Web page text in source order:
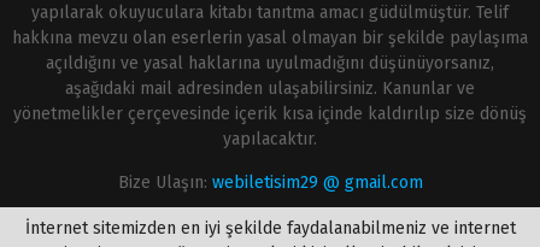
yapılarak okuyuculara kitabı tanıtma amacı güdülmüştür. Telif
hakkına mevzu olan eserlerin yasal olmayan bir şekilde paylaşıma
açıldığını ve yasal haklarına uyulmadığını düşünüyorsanız,
aşağıdaki mail adresinden ulaşabilirsiniz. Kanunlar ve
yönetmelikler çerçevesinde içerik kısa içinde kaldırılıp size dönüş
yapılacaktır.
Bize Ulaşın: webiletisim29 @ gmail.com
İnternet sitemizden en iyi şekilde faydalanabilmeniz ve internet